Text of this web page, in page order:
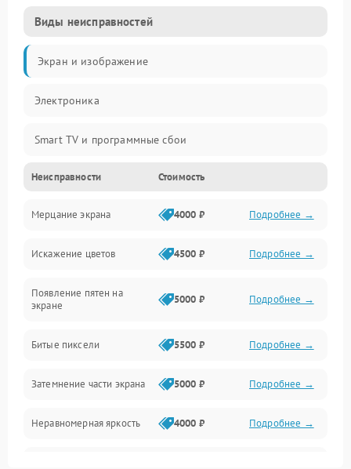
Виды неисправностей
Экран и изображение
Электроника
Smart TV и программные сбои
Питание и запуск
Подсветка и LED-модули
Звук и аудиосистема
Сигнал и приём каналов
Механические повреждения
Программное обеспечение
Неисправности Стоимость
Мерцание экрана 4000 ₽ Подробнее →
Искажение цветов 4500 ₽ Подробнее →
Появление пятен на
экране
5000 ₽ Подробнее →
Битые пиксели 5500 ₽ Подробнее →
Затемнение части экрана 5000 ₽ Подробнее →
Неравномерная яркость 4000 ₽ Подробнее →